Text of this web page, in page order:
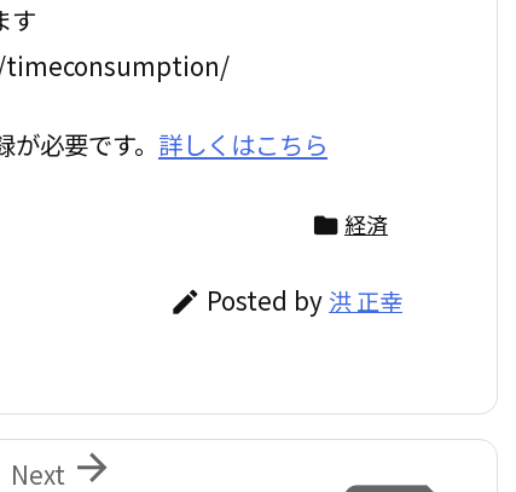
す
timeconsumption/
必要です。 詳しくはこちら
 経済
 Posted by 洪 正幸

Next